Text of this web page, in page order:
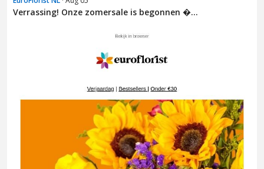
Verrassing! Onze zomersale is begonnen �...